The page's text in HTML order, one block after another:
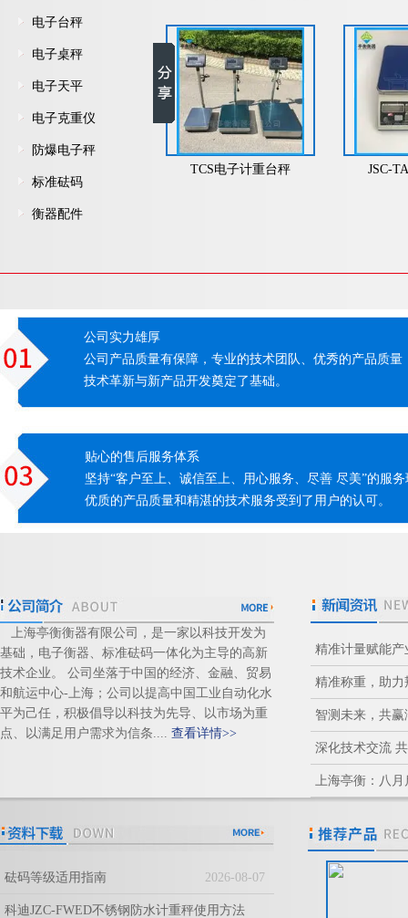
电子台秤
电子桌秤
电子天平
电子克重仪
防爆电子秤
标准砝码
衡器配件
TCS电子计重台秤 JSC-
公司实力雄厚
公司产品质量有保障，专业的技术团队、优秀的产品质量
技术革新与新产品开发奠定了基础。
贴心的售后服务体系
坚持“客户至上、诚信至上、用心服务、尽善 尽美”的服
优质的产品质量和精湛的技术服务受到了用户的认可。
上海亭衡衡器有限公司，是一家以科技开发为
基础，电子衡器、标准砝码一体化为主导的高新
技术企业。 公司坐落于中国的经济、金融、贸易
和航运中心-上海；公司以提高中国工业自动化水
平为己任，积极倡导以科技为先导、以市场为重
点、以满足用户需求为信条.... 查看详情>>
精准计量赋能
精准称重，助
智测未来，共
深化技术交流
作
上海亭衡：八月
砝码等级适用指南 2026-08-07
科迪JZC-FWED不锈钢防水计重秤使用方法